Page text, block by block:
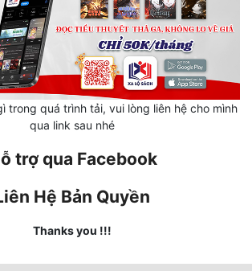
trong quá trình tải, vui lòng liên hệ cho mình
qua link sau nhé
trợ qua Facebook
Hệ Bản Quyền
Thanks you !!!